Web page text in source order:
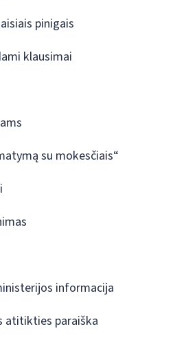
pinigais
klausimai
su mokesčiais“
informacija
atitikties paraiška